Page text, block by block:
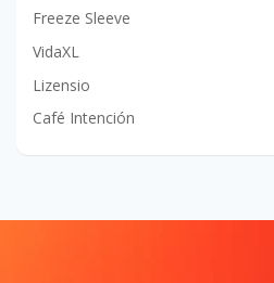
Freeze Sleeve
VidaXL
Lizensio
Café Intención